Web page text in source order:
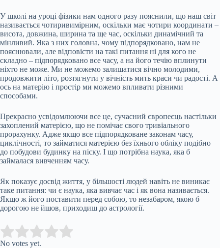
У школі на уроці фізики нам одного разу пояснили, що наш світ
називається чотиривимірним, оскільки має чотири координати –
висота, довжина, ширина та ще час, оскільки динамічний та
мінливий. Яка з них головна, чому підпорядковано, нам не
пояснювали, але відповісти на такі питання ні для кого не
складно – підпорядковано все часу, а на його течію вплинути
ніхто не може. Ми не можемо залишатися вічно молодими,
продовжити літо, розтягнути у вічність мить краси чи радості. А
ось на матерію і простір ми можемо впливати різними
способами.
Прекрасно усвідомлюючи все це, сучасний європеєць настільки
захоплений матерією, що не помічає свого тривіального
прорахунку. Адже якщо все підпорядковане законам часу,
циклічності, то займатися матерією без їхнього обліку подібно
до побудови будинку на піску. І що потрібна наука, яка б
займалася вивченням часу.
Як показує досвід життя, у більшості людей навіть не виникає
таке питання: чи є наука, яка вивчає час і як вона називається.
Якщо ж його поставити перед собою, то незабаром, якою б
дорогою не йшов, приходиш до астрології.
Rate this item:
No votes yet.